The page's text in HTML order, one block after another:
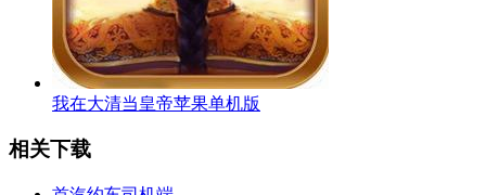
我在大清当皇帝苹果单机版
相关下载